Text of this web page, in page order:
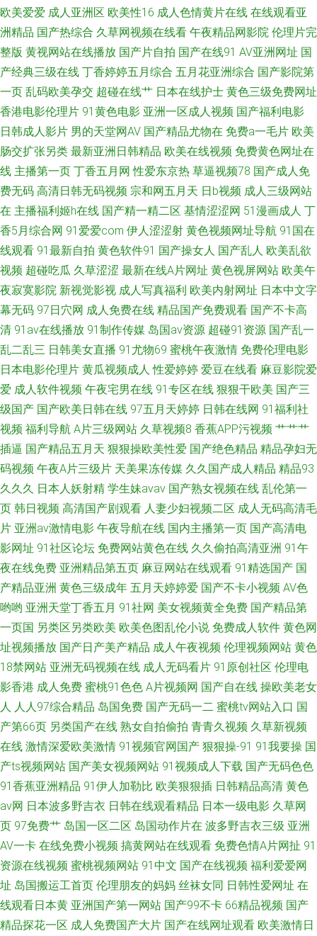
福利社 殴美日韩成人扬院 欧美午夜成人色片 人人超碰导航 日本成人免费 欧
美熟妇bbw 亚洲天堂无码播放 www一区 91资源站在线 东方成人AV在线 国
产成人在线免费 豆花91女人 国产精品女一区 都市激激情 久草网站欧美 99超
久草视频资源站 欧美国产精品综合 免费网站高清91 中文字幕六区
欧美爱爱 成人亚洲区 欧美性16 成人色情黄片在线 在线观看亚
洲精品 国产热综合 久草网视频在线看 午夜精品网影院 伦理片完
整版 黄视网站在线播放 国产片自拍 国产在线91 AV亚洲网址 国
产经典三级在线 丁香婷婷五月综合 五月花亚洲综合 国产影院第
一页 乱码欧美孕交 超碰在线艹 日本在线护士 黄色三级免费网址
香港电影伦理片 91黄色电影 亚洲一区成人视频 国产福利电影
日韩成人影片 男的天堂网AV 国产精品尤物在 免费a一毛片 欧美
肠交扩张另类 最新亚洲日韩精品 欧美在线视频 免费黄色网址在
线 主播第一页 丁香五月网 性爱东京热 草逼视频78 国产成人免
费无码 高清日韩无码视频 宗和网五月天 日b视频 成人三级网站
在 主播福利姬h在线 国产精一精二区 基情涩涩网 51漫画成人 丁
香5月综合网 91爱爱com 伊人涩涩射 黄色视频网址导航 91国在
线观看 91最新自拍 黄色软件91 国产操女人 国产乱人 欧美乱欲
视频 超碰吃瓜 久草涩涩 最新在线A片网址 黄色视屏网站 欧美午
夜寂寞影院 新视觉影视 成人写真福利 欧美内射网址 日本中文字
幕无码 97日穴网 成人免费在线 精品国产免费观看 国产不卡高
清 91av在线播放 91制作传媒 岛国av资源 超碰91资源 国产乱一
乱二乱三 日韩美女直播 91尤物69 蜜桃午夜激情 免费伦理电影
日本电影伦理片 黄瓜视频成人 性爱婷婷 爱豆在线看 麻豆影院爱
爱 成人软件视频 午夜宅男在线 91专区在线 狠狠干欧美 国产三
级国产 国产欧美日韩在线 97五月天婷婷 日韩在线网 91福利社
视频 福利导航 A片三级网站 久草视频8 香蕉APP污视频 艹艹艹
插逼 国产精品五月天 狠狠操欧美性爱 国产绝色精品 精品孕妇无
码视频 午夜A片三级片 天美果冻传媒 久久国产成人精品 精品93
久久久 日本人妖射精 学生妹avav 国产熟女视频在线 乱伦第一
页 韩日视频 高清国产剧观看 人妻少妇视频二区 成人无码高清毛
片 亚洲av激情电影 午夜导航在线 国内主播第一页 国产高清电
影网址 91社区论坛 免费网站黄色在线 久久偷拍高清亚洲 91午
夜在线免费 亚洲精品第五页 麻豆网站在线观看 91精选国产 国
产精品亚洲 黄色三级成年 五月天婷婷爱 国产不卡小视频 AV色
哟哟 亚洲天堂丁香五月 91社网 美女视频黄全免费 国产精品第
一页国 另类区另类欧美 欧美色图乱伦小说 免费成人软件 黄色网
址视频播放 国产日产美产精品 成人午夜视频 伦理视频网站 黄色
18禁网站 亚洲无码视频在线 成人无码看片 91原创社区 伦理电
影香港 成人免费 蜜桃91色色 A片视频网 国产自在线 操欧美老女
人 人人97综合精品 岛国免费 国产无码一二 蜜桃tv网站入口 国
产第66页 另类国产在线 熟女自拍偷拍 青青久视频 久草新视频
在线 激情深爱欧美激情 91视频官网国产 狠狠操-91 91我要操 国
产ts视频网站 国产美女视频网站 91视频成人下载 国产无码色色
91香蕉亚洲精品 91伊人加勒比 欧美狠狠插 日韩精品高清 黄色
av网 日本波多野吉衣 日韩在线观看精品 日本一级电影 久草网
页 97免费艹 岛国一区二区 岛国动作片在 波多野吉衣三级 亚洲
AV一卡 在线免费小视频 搞黄网站在线观看 免费色情A片网扯 91
资源在线视频 蜜桃视频网站 91中文 国产在线视频 福利爱爱网
址 岛国搬运工首页 伦理朋友的妈妈 丝袜女同 日韩性爱网址 在
线观看日本黄 亚洲国产第一网站 国产99不卡 66精品视频 国产
精品探花一区 成人免费国产大片 国产在线网址观看 欧美激情日